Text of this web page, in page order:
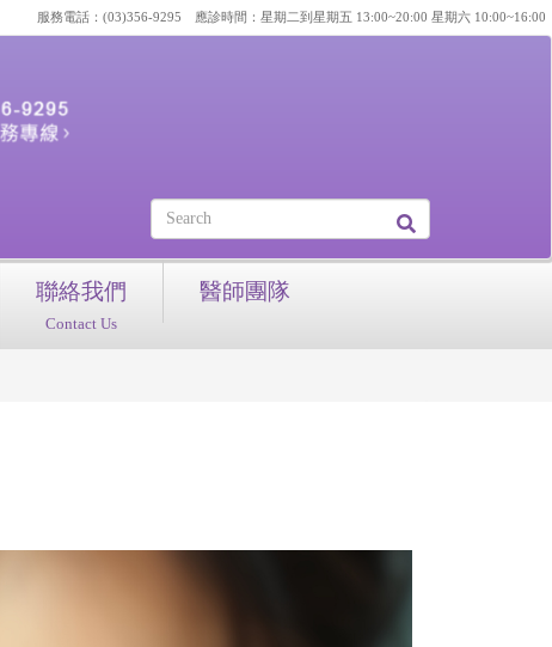
服務電話：(03)356-9295 應診時間：星期二到星期五 13:00~20:00 星期六 10:00~16:00
聯絡我們
Contact Us
醫師團隊